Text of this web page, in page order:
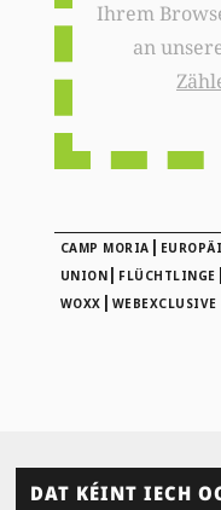
Ihrem
an
CAMP MORIA |
UNION | FLÜCHTLINGE |
WOXX | WEBEXCLUSIVE
DAT KÉINT IECH